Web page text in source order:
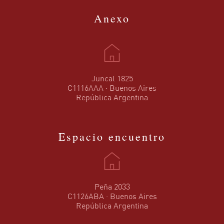
Anexo
Juncal 1825
C1116AAA · Buenos Aires
República Argentina
Espacio encuentro
Peña 2033
C1126ABA · Buenos Aires
República Argentina